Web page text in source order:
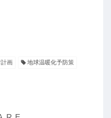
画
地球温暖化予防策